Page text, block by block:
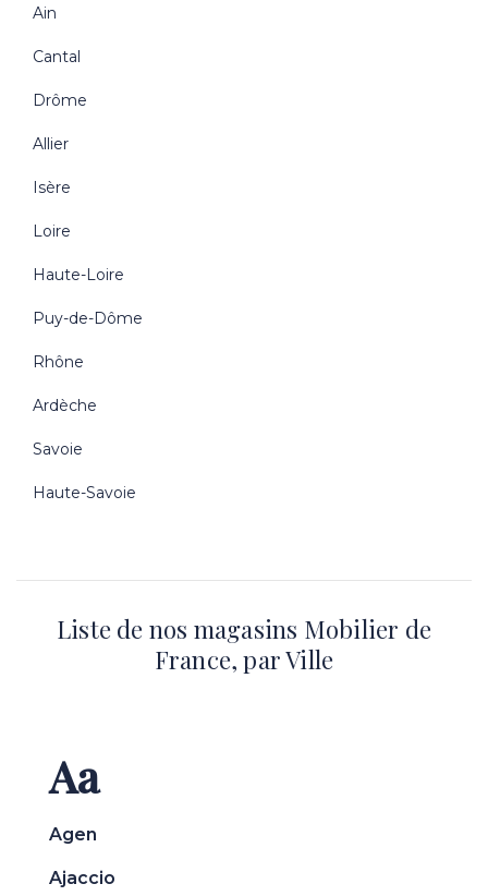
Ain
Cantal
Drôme
Allier
Isère
Loire
Haute-Loire
Puy-de-Dôme
Rhône
Ardèche
Savoie
Haute-Savoie
Liste de nos magasins Mobilier de
France, par Ville
Aa
Agen
Ajaccio